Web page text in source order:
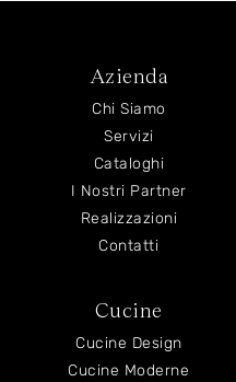
Azienda
Chi Siamo
Servizi
Cataloghi
I Nostri Partner
Realizzazioni
Contatti
Cucine
Cucine Design
Cucine Moderne